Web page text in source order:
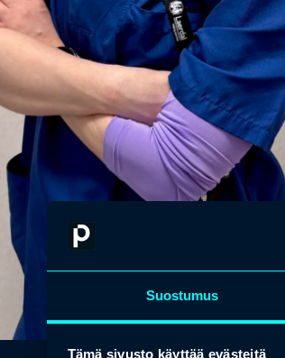
Suostumus
Tämä sivusto käyttää evästeitä